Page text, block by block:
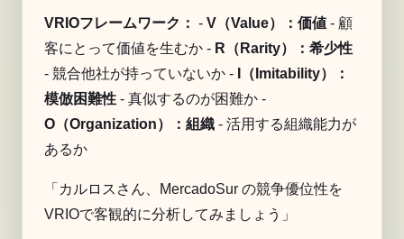
VRIOフレームワーク： - V（Value）：価値 - 顧
客にとって価値を生むか - R（Rarity）：希少性
- 競合他社が持っていないか -
I（Imitability）：
模倣困難性 - 真似するのが困難か -
O（Organization）：組織 - 活用する組織能力が
あるか
「カルロスさん、MercadoSur の競争優位性を
VRIOで客観的に分析してみましょう」